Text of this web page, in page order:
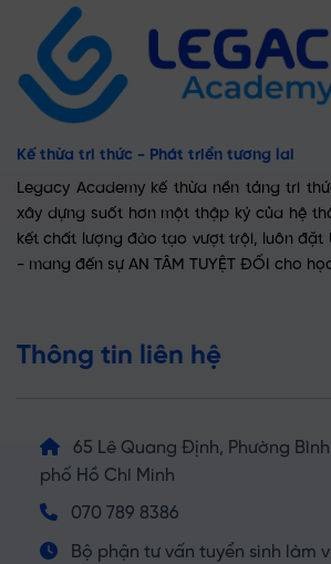
Kế thừa tri thức - Phát triển tương lai
Legacy Academy kế thừa nền tảng tri
xây dựng suốt hơn một thập kỷ của hệ
kết chất lượng đào tạo vượt trội, luôn đặt
- mang đến sự AN TÂM TUYỆT ĐỐI cho
Thông tin liên hệ
65 Lê Quang Định, Phường
phố Hồ Chí Minh
070 789 8386
Bộ phận tư vấn tuyển sinh làm